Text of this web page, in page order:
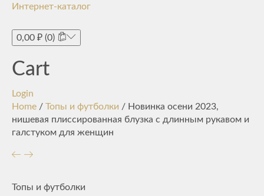
Интернет-каталог
0,00 ₽ (0)
Cart
Login
Home / Топы и футболки / Новинка осени 2023,
нишевая плиссированная блузка с длинным рукавом и
галстуком для женщин
Топы и футболки